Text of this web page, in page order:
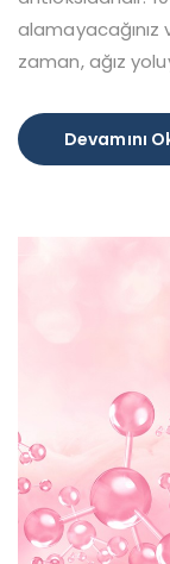
zaman, ağız
Devamını